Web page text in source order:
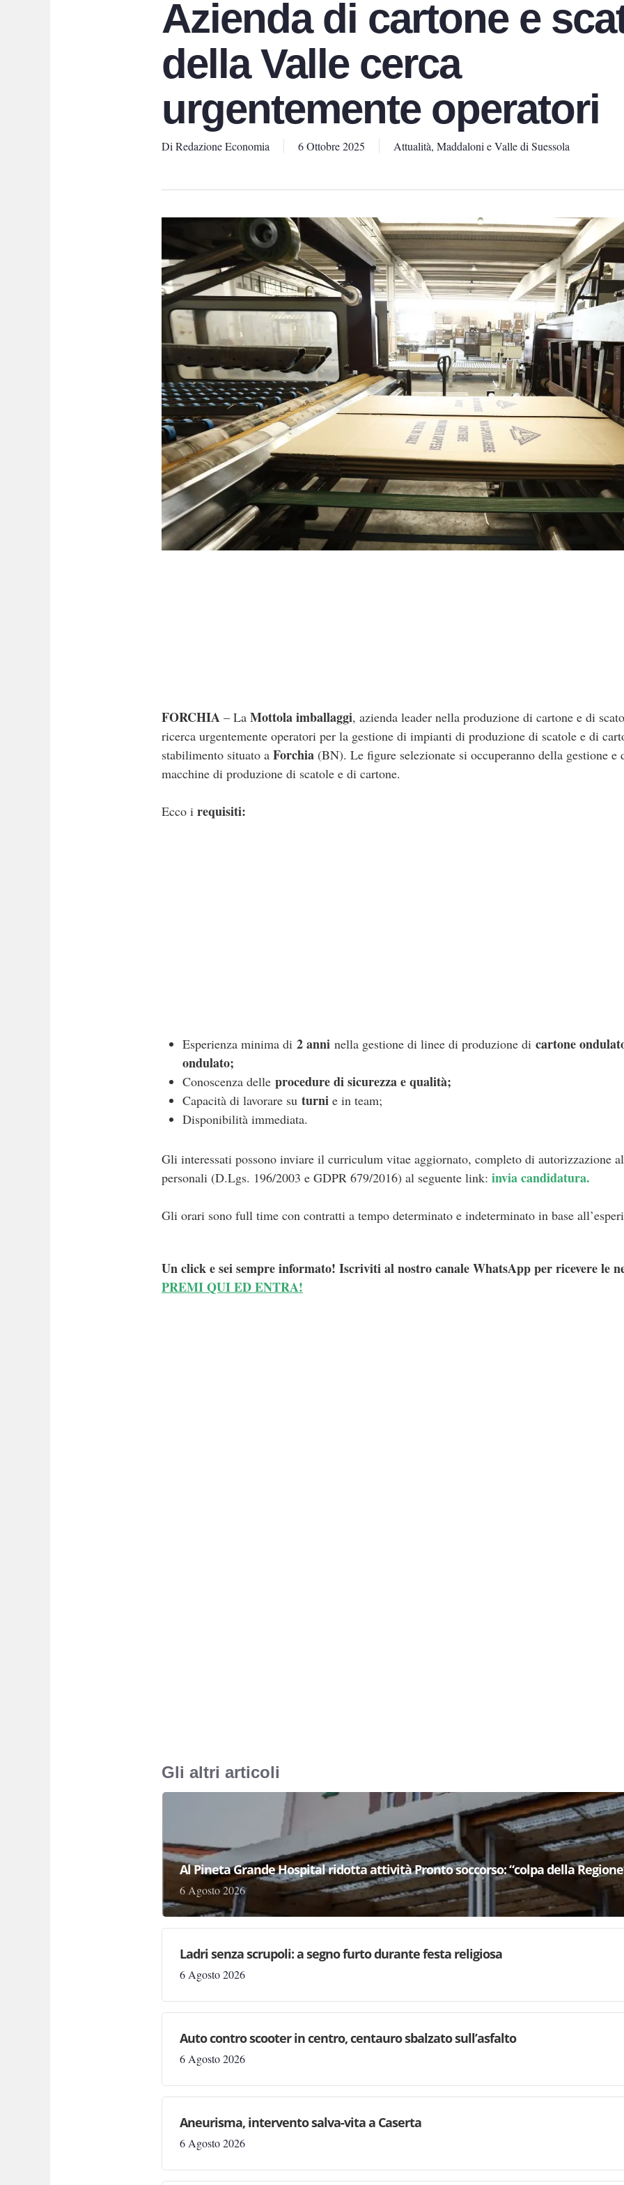
Azienda di cartone e
della Valle cerca
urgentemente operatori
Di Redazione Economia 6 Ottobre 2025 Attualità, Maddaloni e Valle di Suessola
FORCHIA – La Mottola imballaggi, azienda leader nella produzione di cartone e di
ricerca urgentemente operatori per la gestione di impianti di produzione di scatole e di
stabilimento situato a Forchia (BN). Le figure selezionate si occuperanno della gestione
macchine di produzione di scatole e di cartone.
Ecco i requisiti:
Esperienza minima di 2 anni nella gestione di linee di produzione di cartone
ondulato;
Conoscenza delle procedure di sicurezza e qualità;
Capacità di lavorare su turni e in team;
Disponibilità immediata.
Gli interessati possono inviare il curriculum vitae aggiornato, completo di autorizzazione
personali (D.Lgs. 196/2003 e GDPR 679/2016) al seguente link: invia candidatura.
Gli orari sono full time con contratti a tempo determinato e indeterminato in base
Un click e sei sempre informato! Iscriviti al nostro canale WhatsApp per ricevere le
PREMI QUI ED ENTRA!
Gli altri articoli
Al Pineta Grande Hospital ridotta attività Pronto soccorso: “colpa della
6 Agosto 2026
Ladri senza scrupoli: a segno furto durante festa religiosa
6 Agosto 2026
Auto contro scooter in centro, centauro sbalzato sull’asfalto
6 Agosto 2026
Aneurisma, intervento salva-vita a Caserta
6 Agosto 2026